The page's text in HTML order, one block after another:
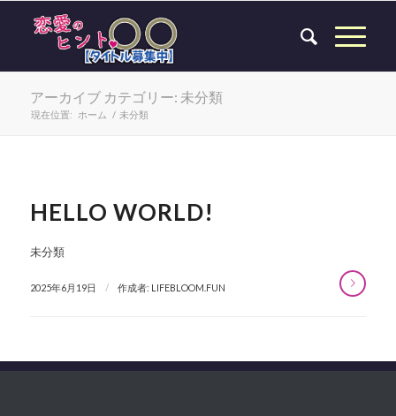
アーカイブ カテゴリー: 未分類
現在位置: ホーム / 未分類
HELLO WORLD!
未分類
2025年6月19日 / 作成者: LIFEBLOOM.FUN